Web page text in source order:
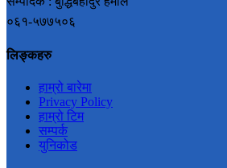
०६१-५७७५०६
लिङ्कहरु
हाम्रो बारेमा
Privacy Policy
हाम्रो टिम
सम्पर्क
युनिकोड